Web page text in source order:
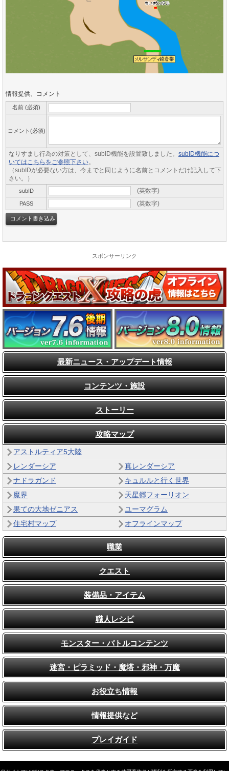
情報提供、コメント
名前 (必須)
コメント(必須)
なりすまし行為の対策として、subID機能を設置致しました。 subID機能につ
いてはこちらをご参照下さい。
（subIDが必要ない方は、今までと同じように名前とコメントだけ記入して下
さい。）
subID (英数字)
PASS (英数字)
スポンサーリンク
最新ニュース・アップデート情報
コンテンツ・施設
ストーリー
攻略マップ
アストルティア5大陸
レンダーシア
真レンダーシア
ナドラガンド
キュルルと行く世界
魔界
天星郷フォーリオン
果ての大地ゼニアス
ユーマグラム
住宅村マップ
オフラインマップ
職業
クエスト
装備品・アイテム
職人レシピ
モンスター・バトルコンテンツ
迷宮・ピラミッド・魔塔・邪神・万魔
お役立ち情報
情報提供など
プレイガイド